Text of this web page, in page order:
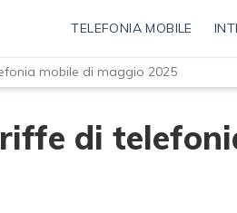
TELEFONIA MOBILE
mobile di maggio 2025
di